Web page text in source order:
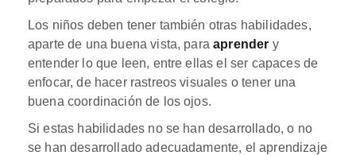
Los niños deben tener también otras habilidades,
aparte de una buena vista, paraaprender y
entender lo que leen, entre ellas el ser capaces de
enfocar, de hacer rastreos visuales o tener una
buena coordinación de los ojos.
Si estas habilidades no se han desarrollado, o no
se han desarrollado adecuadamente, el aprendizaje